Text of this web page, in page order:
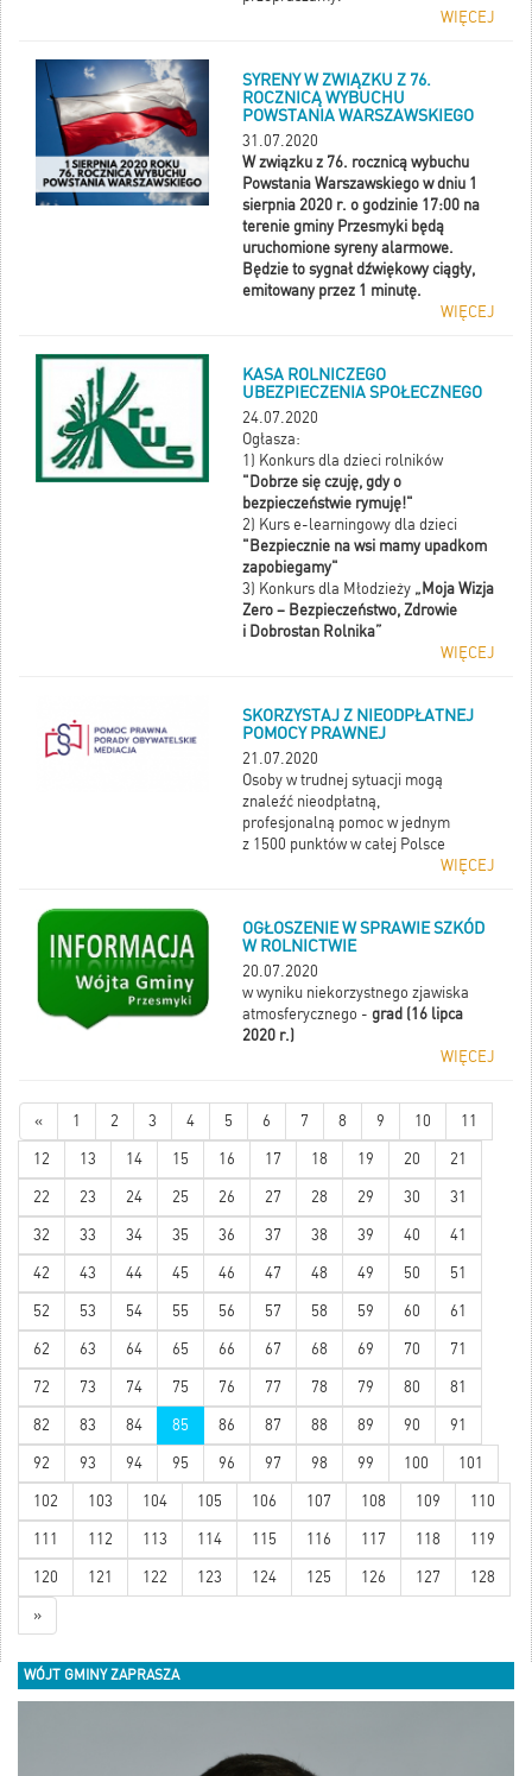
WIĘCEJ
SYRENY W ZWIĄZKU Z 76.
ROCZNICĄ WYBUCHU
POWSTANIA WARSZAWSKIEGO
31.07.2020
W związku z 76. rocznicą wybuchu
Powstania Warszawskiego w dniu 1
sierpnia 2020 r. o godzinie 17:00 na
terenie gminy Przesmyki będą
uruchomione syreny alarmowe.
Będzie to sygnał dźwiękowy ciągły,
emitowany przez 1 minutę.
WIĘCEJ
KASA ROLNICZEGO
UBEZPIECZENIA SPOŁECZNEGO
24.07.2020
Ogłasza:
1) Konkurs dla dzieci rolników
"Dobrze się czuję, gdy o
bezpieczeństwie rymuję!"
2) Kurs e-learningowy dla dzieci
"Bezpiecznie na wsi mamy upadkom
zapobiegamy"
3) Konkurs dla Młodzieży „Moja Wizja
Zero – Bezpieczeństwo, Zdrowie
i Dobrostan Rolnika”
WIĘCEJ
SKORZYSTAJ Z NIEODPŁATNEJ
POMOCY PRAWNEJ
21.07.2020
Osoby w trudnej sytuacji mogą
znaleźć nieodpłatną,
profesjonalną pomoc w jednym
z 1500 punktów w całej Polsce
WIĘCEJ
OGŁOSZENIE W SPRAWIE SZKÓD
W ROLNICTWIE
20.07.2020
w wyniku niekorzystnego zjawiska
atmosferycznego -grad (16 lipca
2020 r.)
WIĘCEJ
« 1 2 3 4 5 6 7 8 9 10 11
12 13 14 15 16 17 18 19 20 21
22 23 24 25 26 27 28 29 30 31
32 33 34 35 36 37 38 39 40 41
42 43 44 45 46 47 48 49 50 51
52 53 54 55 56 57 58 59 60 61
62 63 64 65 66 67 68 69 70 71
72 73 74 75 76 77 78 79 80 81
82 83 84 85 86 87 88 89 90 91
92 93 94 95 96 97 98 99 100 101
102 103 104 105 106 107 108 109 110
111 112 113 114 115 116 117 118 119
120 121 122 123 124 125 126 127 128
»
WÓJT GMINY ZAPRASZA